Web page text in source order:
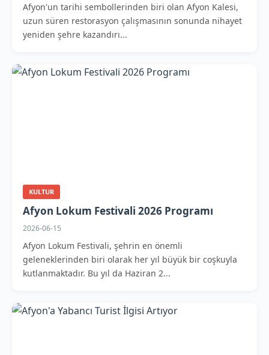
Afyon'un tarihi sembollerinden biri olan Afyon Kalesi,
uzun süren restorasyon çalışmasının sonunda nihayet
yeniden şehre kazandırı...
KULTUR
Afyon Lokum Festivali 2026 Programı
2026-06-15
Afyon Lokum Festivali, şehrin en önemli
geleneklerinden biri olarak her yıl büyük bir coşkuyla
kutlanmaktadır. Bu yıl da Haziran 2...